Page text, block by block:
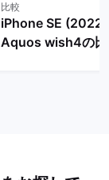
比較
iPhone SE
Aquos wish4の